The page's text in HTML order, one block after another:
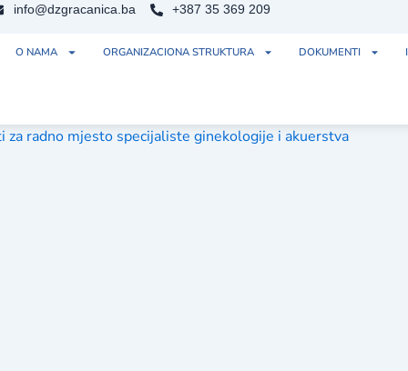
info@dzgracanica.ba +387 35 369 209
O NAMA ORGANIZACIONA STRUKTURA DOKUMENTI
radno mjesto specijaliste ginekologije i akuerstva